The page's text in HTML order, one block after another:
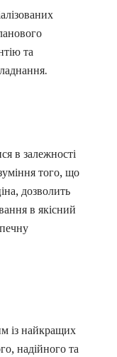
та
в залежності
того, що
дозволить
в якісний
із найкращих
надійного та